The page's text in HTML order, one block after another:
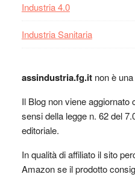
Industria 4.0
Industria Sanitaria
assindustria.fg.itnon è una
Il Blog non viene
sensi della legge n. 62 del
editoriale.
In qualità di affiliato il sito
Amazon se il prodotto